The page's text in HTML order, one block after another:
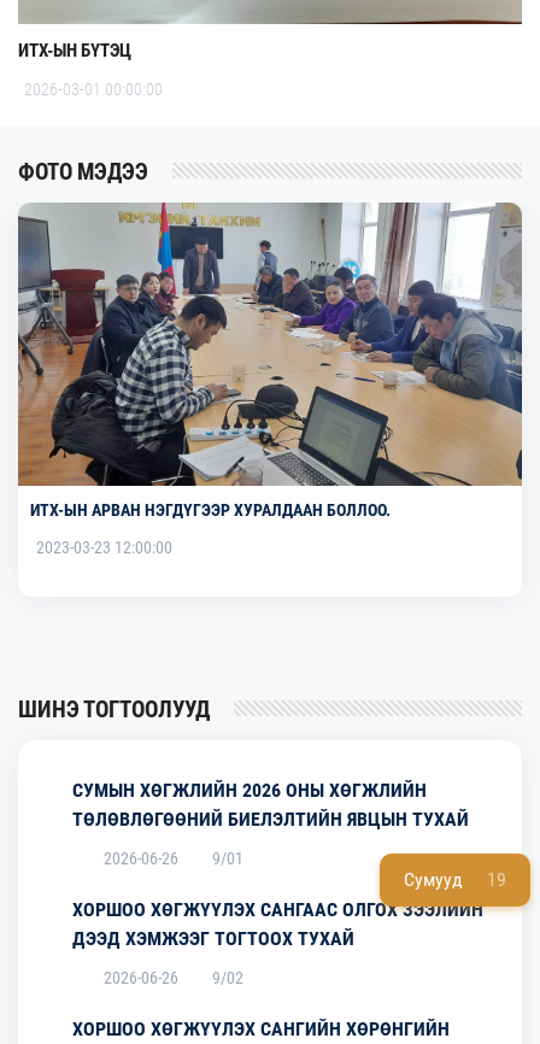
Сумууд 19
ИТХ-ЫН БҮТЭЦ
2026-03-01 00:00:00
ФОТО МЭДЭЭ
ИТХ-ЫН АРВАН НЭГДҮГЭЭР ХУРАЛДААН БОЛЛОО.
2023-03-23 12:00:00
ШИНЭ ТОГТООЛУУД
СУМЫН ХӨГЖЛИЙН 2026 ОНЫ ХӨГЖЛИЙН
ТӨЛӨВЛӨГӨӨНИЙ БИЕЛЭЛТИЙН ЯВЦЫН ТУХАЙ
2026-06-26 9/01
ХОРШОО ХӨГЖҮҮЛЭХ САНГААС ОЛГОХ ЗЭЭЛИЙН
ДЭЭД ХЭМЖЭЭГ ТОГТООХ ТУХАЙ
2026-06-26 9/02
ХОРШОО ХӨГЖҮҮЛЭХ САНГИЙН ХӨРӨНГИЙН